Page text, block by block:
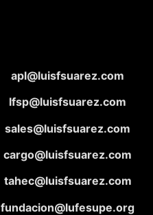
apl@luisfsuarez.com
lfsp@luisfsuarez.com
sales@luisfsuarez.com
cargo@luisfsuarez.com
tahec@luisfsuarez.com
fundacion@lufesupe.org